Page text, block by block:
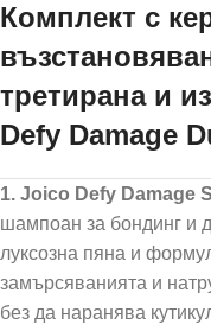
Комплект с
третирана и
Defy Damage
1. Joico Defy Damage
шампоан за бондинг и
луксозна пяна и
замърсяванията и
без да наранява